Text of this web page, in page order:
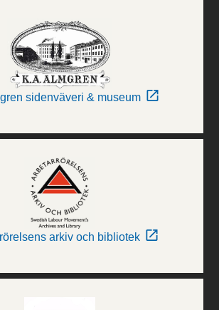
sidenväveri & museum
arkiv och bibliotek